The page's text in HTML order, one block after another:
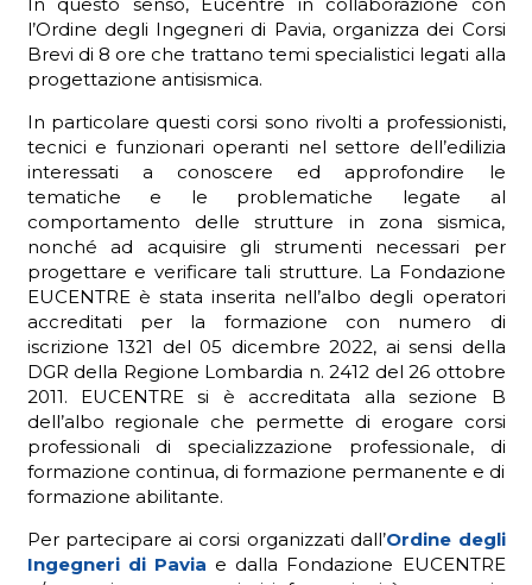
In questo senso, Eucentre in collaborazione con
l’Ordine degli Ingegneri di Pavia, organizza dei Corsi
Brevi di 8 ore che trattano temi specialistici legati alla
progettazione antisismica.
In particolare questi corsi sono rivolti a professionisti,
tecnici e funzionari operanti nel settore dell’edilizia
interessati a conoscere ed approfondire le
tematiche e le problematiche legate al
comportamento delle strutture in zona sismica,
nonché ad acquisire gli strumenti necessari per
progettare e verificare tali strutture. La Fondazione
EUCENTRE è stata inserita nell’albo degli operatori
accreditati per la formazione con numero di
iscrizione 1321 del 05 dicembre 2022, ai sensi della
DGR della Regione Lombardia n. 2412 del 26 ottobre
2011. EUCENTRE si è accreditata alla sezione B
dell’albo regionale che permette di erogare corsi
professionali di specializzazione professionale, di
formazione continua, di formazione permanente e di
formazione abilitante.
Per partecipare ai corsi organizzati dall’Ordine degli
Ingegneri di Pavia e dalla Fondazione EUCENTRE